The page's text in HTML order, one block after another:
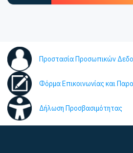
Προστασία Προσωπικών
Φόρμα Επικοινωνίας και
Δήλωση Προσβασιμότητας